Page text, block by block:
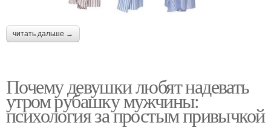
читать дальше →
Почему девушки любят надевать
утром рубашку мужчины:
психология за простым привычкой